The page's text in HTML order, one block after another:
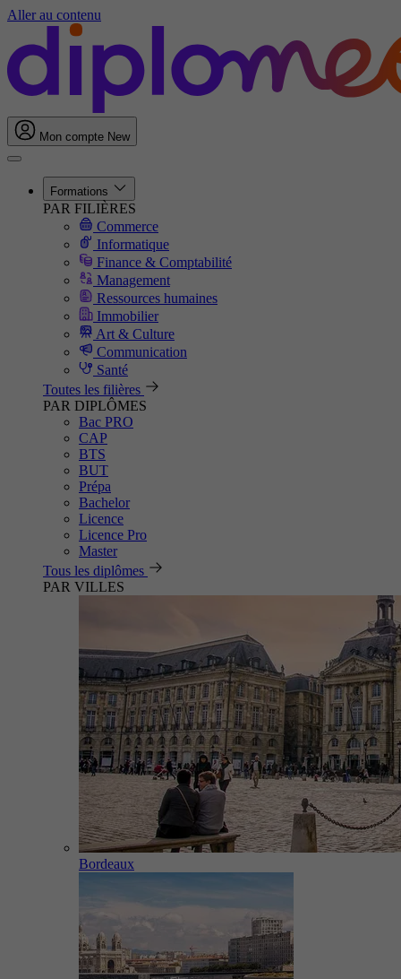
Aller au contenu
Mon compte New
Formations
PAR FILIÈRES
Commerce
Informatique
Finance & Comptabilité
Management
Ressources humaines
Immobilier
Art & Culture
Communication
Santé
Toutes les filières
PAR DIPLÔMES
Bac PRO
CAP
BTS
BUT
Prépa
Bachelor
Licence
Licence Pro
Master
Tous les diplômes
PAR VILLES
Bordeaux